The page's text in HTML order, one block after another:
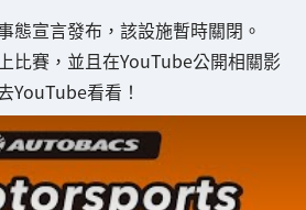
態宣言發布，該設施暫時關閉。
比賽，並且在YouTube公開相關影
YouTube看看！